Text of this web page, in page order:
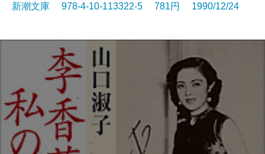
新潮文庫 978-4-10-113322-5 781円 1990/12/24